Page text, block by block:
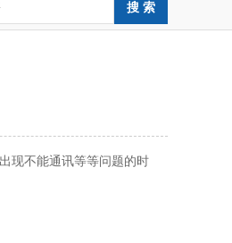
现不能通讯等等问题的时